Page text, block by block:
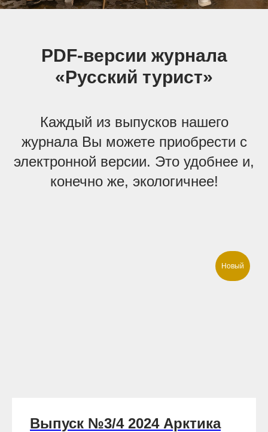
PDF-версии журнала
«Русский турист»
Каждый из выпусков нашего
журнала Вы можете приобрести с
электронной версии. Это удобнее и,
конечно же, экологичнее!
Новый
Выпуск №3/4 2024 Арктика